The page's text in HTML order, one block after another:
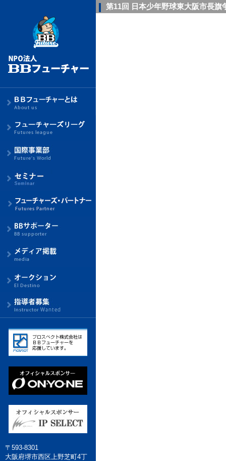
第11回 日本少年野球東大阪市長旗
〒593-8301
大阪府堺市西区上野芝町4丁